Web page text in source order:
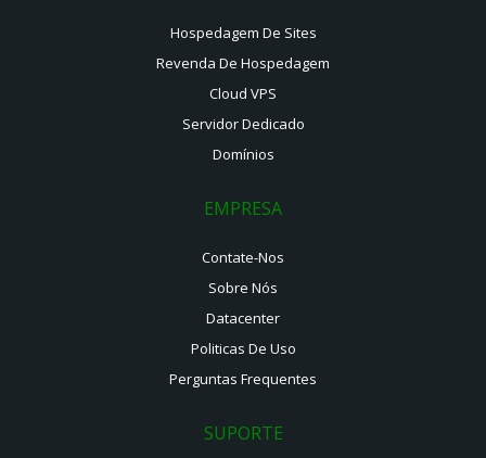
Hospedagem De Sites
Revenda De Hospedagem
Cloud VPS
Servidor Dedicado
Domínios
EMPRESA
Contate-Nos
Sobre Nós
Datacenter
Politicas De Uso
Perguntas Frequentes
SUPORTE